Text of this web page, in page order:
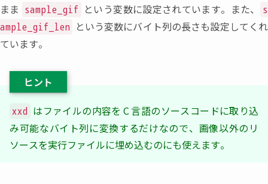
まま sample_gif という変数に設定されています。また、
s
ample_gif_len という変数にバイト列の長さも設定してくれ
ています。
ヒント
xxd はファイルの内容を C言語のソースコードに取り込
み可能なバイト列に変換するだけなので、 画像以外のリ
ソースを実行ファイルに埋め込むのにも使えます。